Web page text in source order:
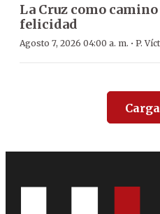
La Cruz como camino
felicidad
Agosto 7, 2026 04:00 a. m. · P.